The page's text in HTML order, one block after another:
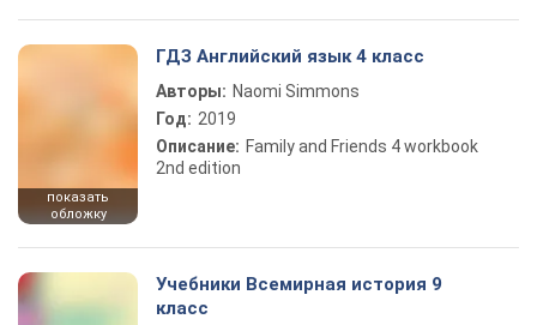
показать
обложку
ГДЗ Английский язык 4 класс
Авторы: Naomi Simmons
Год: 2019
Описание: Family and Friends 4 workbook
2nd edition
Учебники Всемирная история 9
класс